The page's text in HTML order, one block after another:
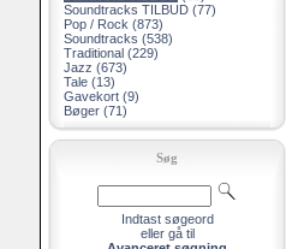
Soundtracks TILBUD (77)
Pop / Rock (873)
Soundtracks (538)
Traditional (229)
Jazz (673)
Tale (13)
Gavekort (9)
Bøger (71)
Søg
Indtast søgeord
eller gå til